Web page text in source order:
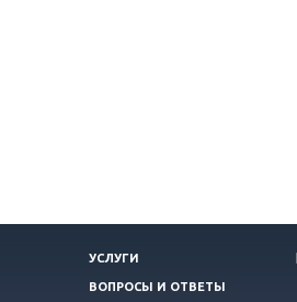
УСЛУГИ
ВОПРОСЫ И ОТВЕТЫ